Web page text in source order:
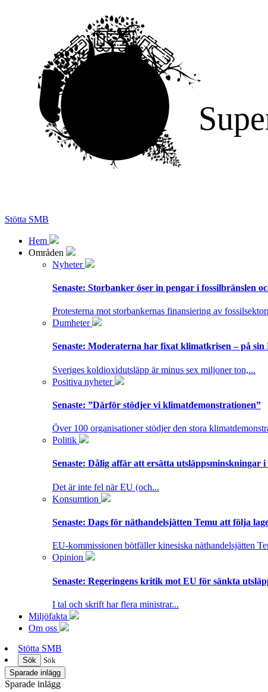
Stötta SMB
Hem
Områden
Nyheter
Senaste: Storbanker öser in pengar i fossilbränslen
Protesterna mot storbankernas finansiering av
Dumheter
Senaste: Moderaterna har fixat klimatkrisen – på sin
Sveriges koldioxidutsläpp är minus sex miljoner ton,...
Positiva nyheter
Senaste: ”Därför stödjer vi klimatdemonstrationen”
Över 100 organisationer stödjer den stora
Politik
Senaste: Dålig affär att ersätta utsläppsminskningar
Det är inte fel när EU (och...
Konsumtion
Senaste: Dags för näthandelsjätten Temu att följa
EU-kommissionen bötfäller kinesiska näthandelsjätten
Opinion
Senaste: Regeringens kritik mot EU för sänkta
I tal och skrift har flera ministrar...
Miljöfakta
Om oss
Stötta SMB
Sök
Sök
Sparade inlägg
Sparade inlägg